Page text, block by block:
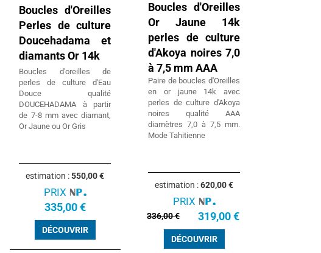
Boucles d'Oreilles
Perles de culture
Doucehadama et
diamants Or 14k
Boucles d'oreilles de
perles de culture d'Eau
Douce qualité
DOUCEHADAMA à partir
de 7-8 mm avec diamant,
Or Jaune ou Or Gris
estimation :550,00 €
PRIX
335,00 €
DÉCOUVRIR
Boucles d'Oreilles
Or Jaune 14k
perles de culture
d'Akoya noires 7,0
à 7,5 mm AAA
Paire de boucles d'Oreilles
en or jaune 14k avec
perles de culture d'Akoya
noires qualité AAA
diamètres 7,0 à 7,5 mm.
Mode Tahitienne
estimation :620,00 €
PRIX
336,00 € 319,00 €
DÉCOUVRIR